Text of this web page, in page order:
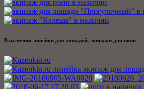
В наличии: линейки для лошадей, экипажи для пони